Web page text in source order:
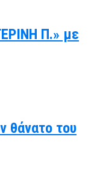
Π.» με
θάνατο του